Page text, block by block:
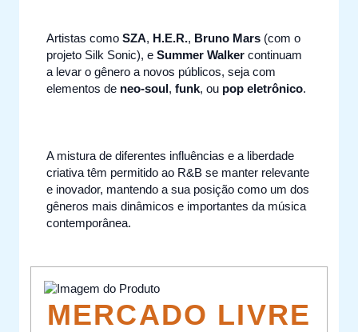
Artistas comoSZA, H.E.R., Bruno Mars (com o
projeto Silk Sonic), eSummer Walker continuam
a levar o gênero a novos públicos, seja com
elementos de neo-soul,funk, ou pop eletrônico.
A mistura de diferentes influências e a liberdade
criativa têm permitido ao R&B se manter relevante
e inovador, mantendo a sua posição como um dos
gêneros mais dinâmicos e importantes da música
contemporânea.
MERCADO LIVRE